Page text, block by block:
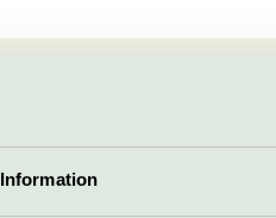
Information08-50 66 77 88